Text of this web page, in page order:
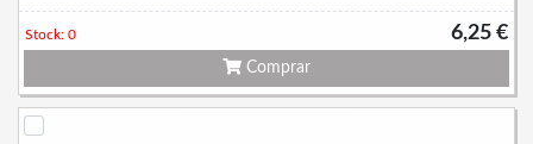
6,25 €
Stock: 0
Comprar